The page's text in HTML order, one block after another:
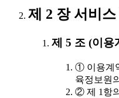
제 2 장 서비
제 5 조 (이용
① 이용계
육정보원
② 제 1항